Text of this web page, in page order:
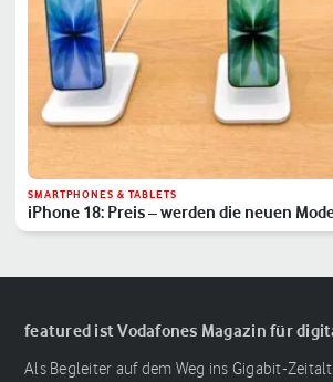
SMARTPHONES & TABLETS
iPhone 18: Preis – werden die neuen
featured ist Vodafones Magazin für
Als Begleiter auf dem Weg ins Gigabit-